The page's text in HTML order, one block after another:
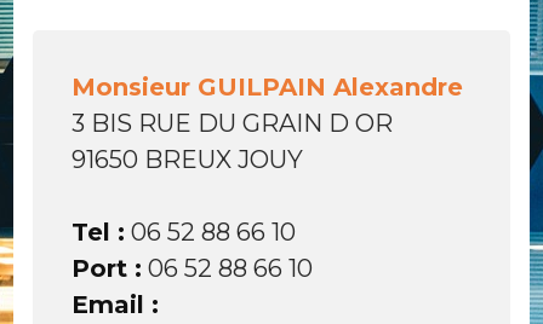
Monsieur GUILPAIN Alexandre
3 BIS RUE DU GRAIN D OR
91650 BREUX JOUY
Tel : 06 52 88 66 10
Port : 06 52 88 66 10
Email :